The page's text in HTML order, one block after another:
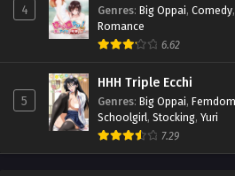
4 Genres: Big Oppai, Comedy,
Romance
6.62
5
HHH Triple Ecchi
Genres: Big Oppai, Femdom
Schoolgirl, Stocking, Yuri
7.29